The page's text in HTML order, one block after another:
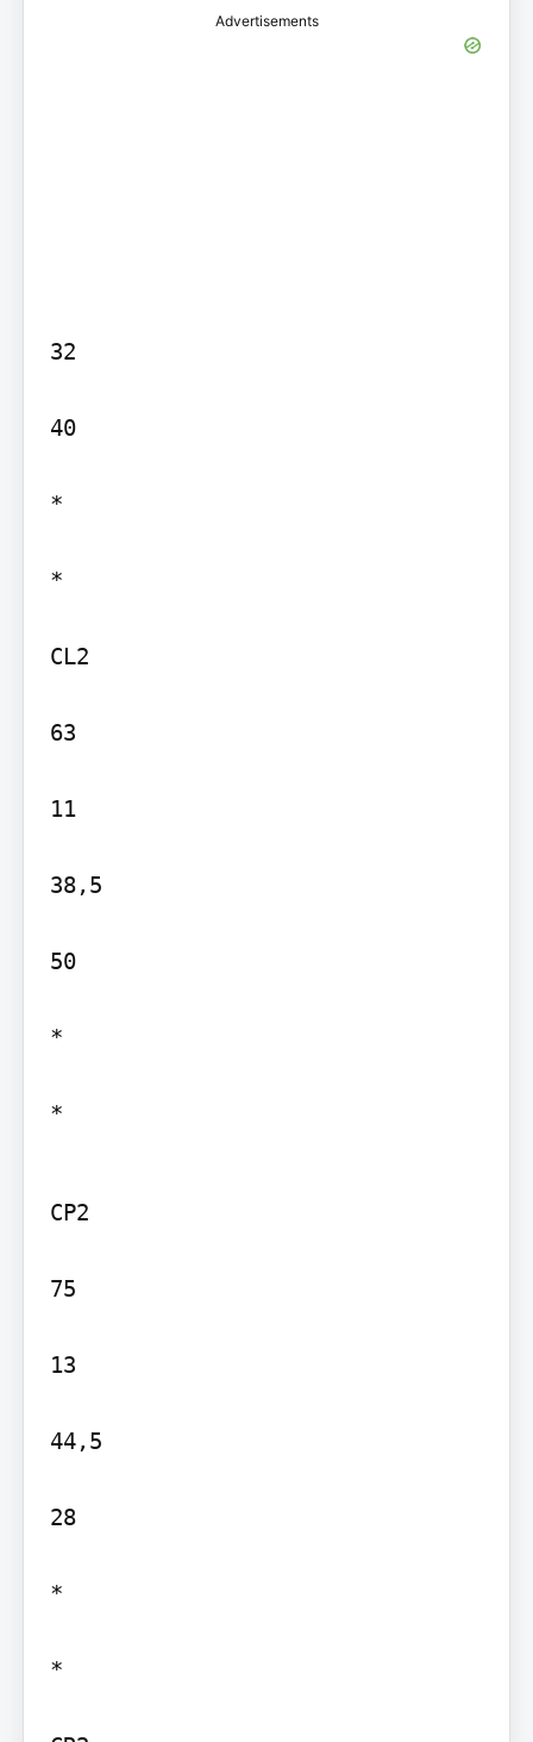
Advertisements
32
40
*
*
CL2
63
11
38,5
50
*
*
CP2
75
13
44,5
28
*
*